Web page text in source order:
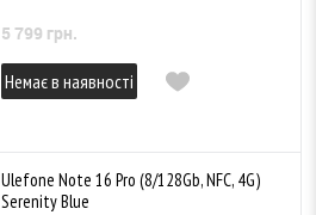
5 799 грн.
Немає в наявності
Ulefone Note 16 Pro (8/128Gb, NFC, 4G)
Serenity Blue